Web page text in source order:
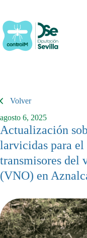
contenido
Volver
agosto 6, 2025
Actualización
larvicidas para
transmisores del
(VNO) en